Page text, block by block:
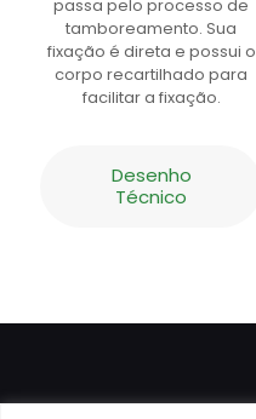
passa pelo processo de
tamboreamento. Sua
fixação é direta e possui o
corpo recartilhado para
facilitar a fixação.
Desenho
Técnico